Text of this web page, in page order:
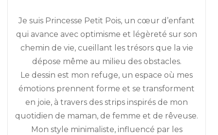
Je suis Princesse Petit Pois, un cœur d’enfant
qui avance avec optimisme et légèreté sur son
chemin de vie, cueillant les trésors que la vie
dépose même au milieu des obstacles.
Le dessin est mon refuge, un espace où mes
émotions prennent forme et se transforment
en joie, à travers des strips inspirés de mon
quotidien de maman, de femme et de rêveuse.
Mon style minimaliste, influencé par les